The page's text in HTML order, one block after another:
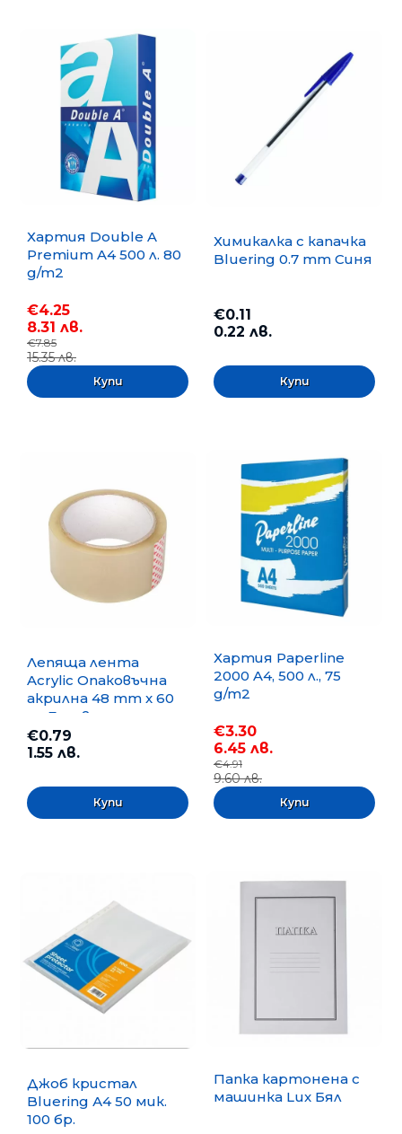
Хартия Double A
Premium A4 500 л. 80
g/m2
€4.25
8.31 лв.
€7.85
15.35 лв.
Химикалка с капачка
Bluering 0.7 mm Синя
€0.11
0.22 лв.
Лепяща лента
Acrylic Опаковъчна
акрилна 48 mm x 60
m, Безцветна
€0.79
1.55 лв.
Хартия Paperline
2000 A4, 500 л., 75
g/m2
€3.30
6.45 лв.
€4.91
9.60 лв.
Джоб кристал
Bluering А4 50 мик.
100 бр.
Папка картонена с
машинка Lux Бял